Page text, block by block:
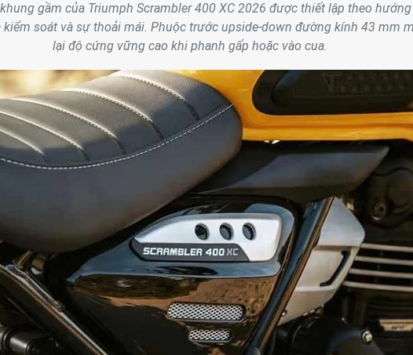
gầm của Triumph Scrambler 400 XC 2026 được thiết lập theo
kiểm soát và sự thoải mái. Phuộc trước upside-down đường kính 43 mm
lại độ cứng vững cao khi phanh gấp hoặc vào cua.